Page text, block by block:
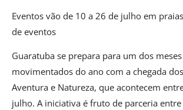
Eventos vão de 10 a 26 de julho em
de eventos
Guaratuba se prepara para um dos
movimentados do ano com a chegada
Aventura e Natureza, que acontecem
julho. A iniciativa é fruto de parceria entre